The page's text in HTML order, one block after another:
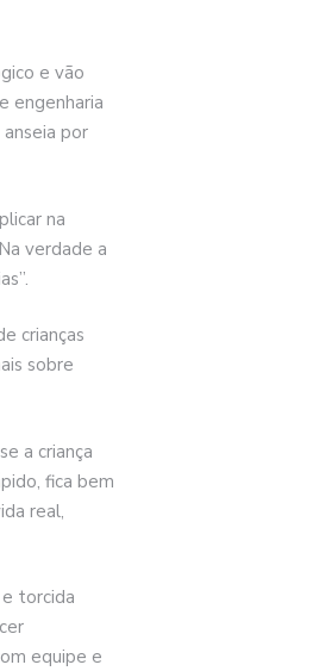
e vão
engenharia
por
na
verdade a
crianças
sobre
a criança
fica bem
real,
torcida
equipe e